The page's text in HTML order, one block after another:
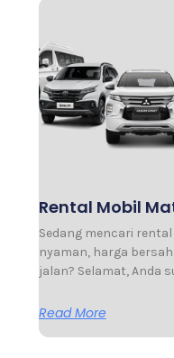
Rental Mobil
Sedang mencari
nyaman, harga
jalan? Selamat, Anda
Read More